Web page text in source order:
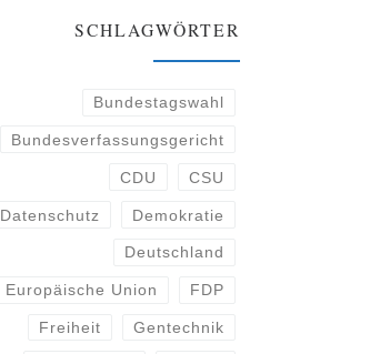
SCHLAGWÖRTER
Bundestagswahl
Bundesverfassungsgericht
CDU CSU
Datenschutz Demokratie
Deutschland
Europäische Union FDP
Freiheit Gentechnik